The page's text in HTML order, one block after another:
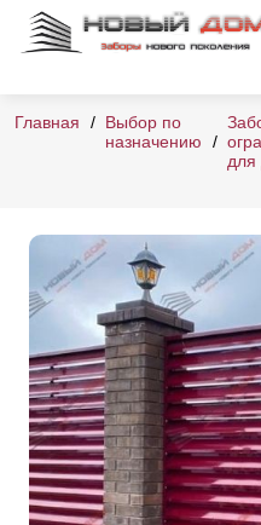
Главная
Выбор по
назначению
для